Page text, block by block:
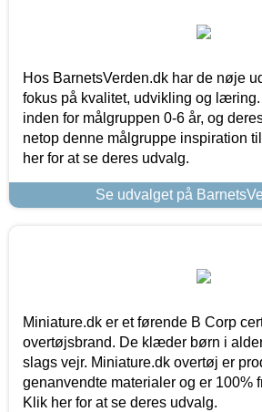
Hos BarnetsVerden.dk har de nøje
fokus på kvalitet, udvikling og
inden for målgruppen 0-6 år, og
netop denne målgruppe inspiration
her for at se deres udvalg.
Se udvalget på
Miniature.dk er et førende B Corp
overtøjsbrand. De klæder børn i
slags vejr. Miniature.dk overtøj er
genanvendte materialer og er 100%
Klik her for at se deres udvalg.